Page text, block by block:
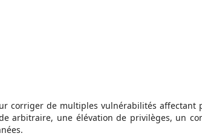
corriger de multiples vulnérabilités affectant
arbitraire, une élévation de privilèges, un